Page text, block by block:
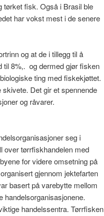
tørket fisk. Også i Brasil ble
har vokst mest i de senere
og at de i tillegg til å
til 8%,. og dermed gjør fisken
ting med fiskekjøttet.
Det gir et spennende
og råvarer.
seg i
over tørrfiskhandelen med
for videre omsetning på
gjennom jektefarten
basert på varebytte mellom
handelsorganisasjonene.
handelssentra. Tørrfisken